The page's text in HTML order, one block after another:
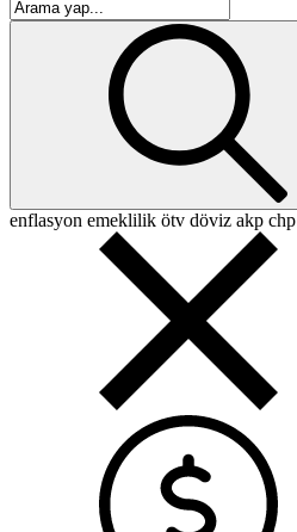
enflasyon emeklilik ötv döviz akp chp